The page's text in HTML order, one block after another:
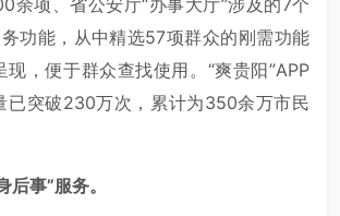
余项、省公安厅“办事大厅”涉及的7个
功能，从中精选57项群众的刚需功能
，便于群众查找使用。“爽贵阳”APP
已突破230万次，累计为350余万市民
事”服务。